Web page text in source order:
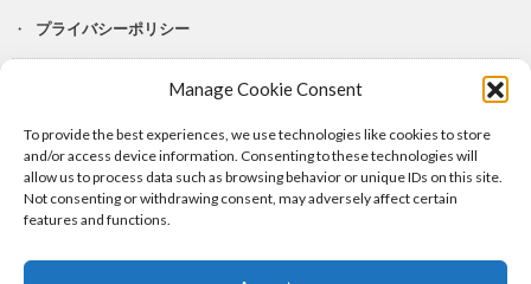
Manage Cookie Consent
To provide the best experiences, we use technologies like cookies to store
and/or access device information. Consenting to these technologies will
allow us to process data such as browsing behavior or unique IDs on this site.
Not consenting or withdrawing consent, may adversely affect certain
features and functions.
プライバシーポリシー
Lit.Link